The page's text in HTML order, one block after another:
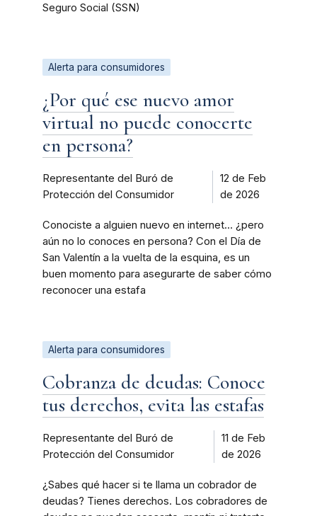
Seguro Social (SSN)
Alerta para consumidores
¿Por qué ese nuevo amor
virtual no puede conocerte
en persona?
Representante del Buró de
Protección del Consumidor
12 de Feb
de 2026
Conociste a alguien nuevo en internet… ¿pero
aún no lo conoces en persona? Con el Día de
San Valentín a la vuelta de la esquina, es un
buen momento para asegurarte de saber cómo
reconocer una estafa
Alerta para consumidores
Cobranza de deudas: Conoce
tus derechos, evita las estafas
Representante del Buró de
Protección del Consumidor
11 de Feb
de 2026
¿Sabes qué hacer si te llama un cobrador de
deudas? Tienes derechos. Los cobradores de